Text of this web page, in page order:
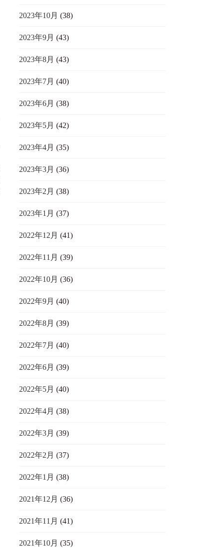
2023年10月 (38)
2023年9月 (43)
2023年8月 (43)
2023年7月 (40)
2023年6月 (38)
2023年5月 (42)
2023年4月 (35)
2023年3月 (36)
2023年2月 (38)
2023年1月 (37)
2022年12月 (41)
2022年11月 (39)
2022年10月 (36)
2022年9月 (40)
2022年8月 (39)
2022年7月 (40)
2022年6月 (39)
2022年5月 (40)
2022年4月 (38)
2022年3月 (39)
2022年2月 (37)
2022年1月 (38)
2021年12月 (36)
2021年11月 (41)
2021年10月 (35)